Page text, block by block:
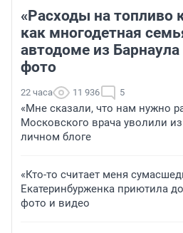
«Расходы на топливо
как многодетная
автодоме из
фото
22 часа 11 936 5
«Мне сказали, что нам нужно
Московского врача уволили
личном блоге
«Кто-то считает меня
Екатеринбурженка приютила
фото и видео